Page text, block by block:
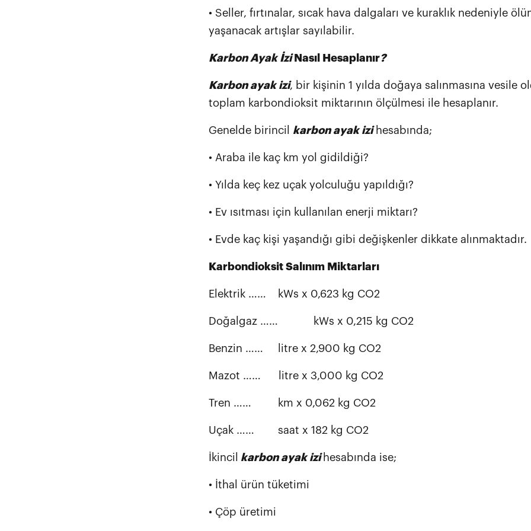
• Seller, fırtınalar, sıcak hava dalgaları ve kuraklık nedeniyle
yaşanacak artışlar sayılabilir.
Karbon Ayak İzi Nasıl Hesaplanır?
Karbon ayak izi, bir kişinin 1 yılda doğaya salınmasına vesile
toplam karbondioksit miktarının ölçülmesi ile hesaplanır.
Genelde birincil karbon ayak izihesabında;
• Araba ile kaç km yol gidildiği?
• Yılda keç kez uçak yolculuğu yapıldığı?
• Ev ısıtması için kullanılan enerji miktarı?
• Evde kaç kişi yaşandığı gibi değişkenler dikkate alınmaktadır.
Karbondioksit Salınım Miktarları
Elektrik …… kWs x 0,623 kg CO2
Doğalgaz …… kWs x 0,215 kg CO2
Benzin …… litre x 2,900 kg CO2
Mazot …… litre x 3,000 kg CO2
Tren …… km x 0,062 kg CO2
Uçak …… saat x 182 kg CO2
İkincil karbon ayak izi hesabında ise;
• İthal ürün tüketimi
• Çöp üretimi